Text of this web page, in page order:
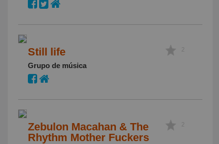
Still life
Grupo de música
2
Zebulon Macahan & The
Rhythm Mother Fuckers
2